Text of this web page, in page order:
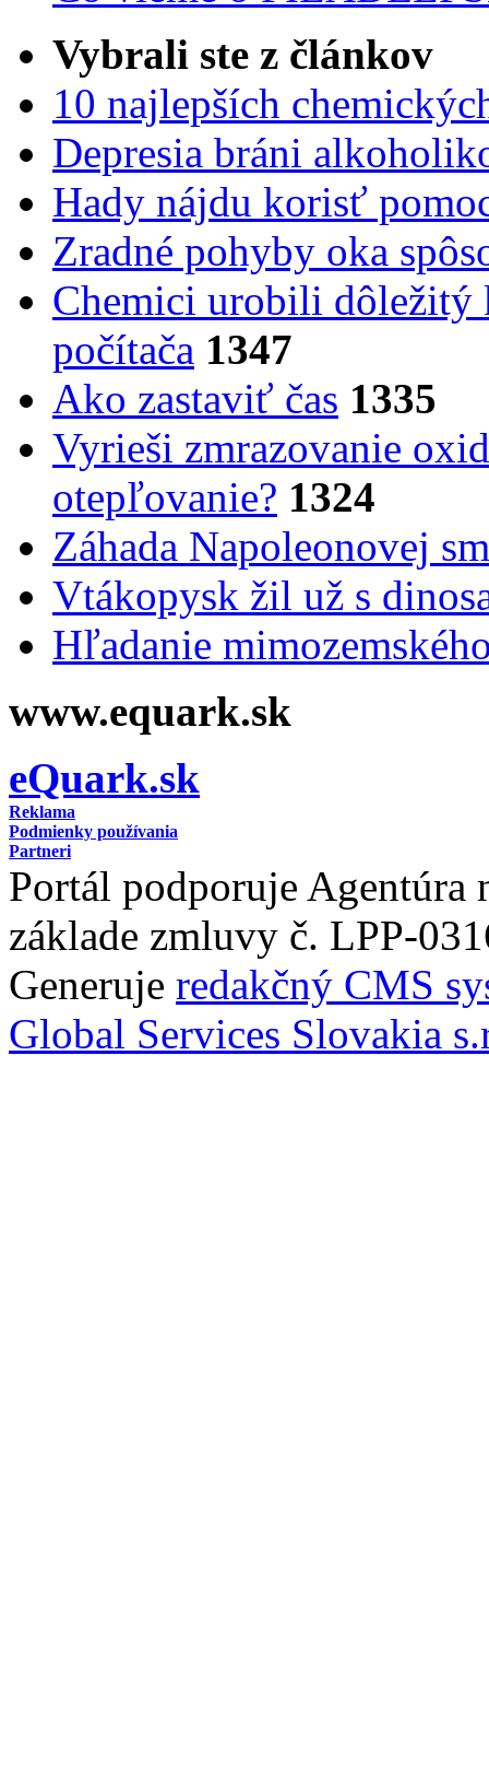
Vybrali ste z článkov
10 najlepších
Depresia bráni
Hady nájdu korisť
Zradné pohyby oka
Chemici urobili dôležitý
počítača 1347
Ako zastaviť čas 1335
Vyrieši zmrazovanie
otepľovanie? 1324
Záhada Napoleonovej
Vtákopysk žil už s
Hľadanie
www.equark.sk
eQuark.sk
Reklama
Podmienky používania
Partneri
Portál podporuje Agentúra
základe zmluvy č. LPP-
Generuje redakčný CMS
Global Services Slovakia